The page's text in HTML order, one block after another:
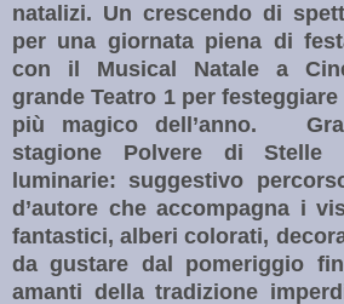
natalizi. Un crescendo di
per una giornata piena di
con il Musical Natale a
grande Teatro 1 per
più magico dell’anno.
stagione Polvere di Stelle
luminarie: suggestivo
d’autore che accompagna i
fantastici, alberi colorati,
da gustare dal pomeriggio
amanti della tradizione